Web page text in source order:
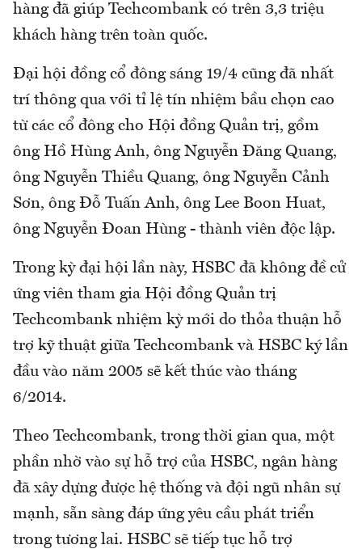
hàng đã giúp Techcombank có trên 3,3 triệu
khách hàng trên toàn quốc.
Đại hội đồng cổ đông sáng 19/4 cũng đã nhất
trí thông qua với tỉ lệ tín nhiệm bầu chọn cao
từ các cổ đông cho Hội đồng Quản trị, gồm
ông Hồ Hùng Anh, ông Nguyễn Đăng Quang,
ông Nguyễn Thiều Quang, ông Nguyễn Cảnh
Sơn, ông Đỗ Tuấn Anh, ông Lee Boon Huat,
ông Nguyễn Đoan Hùng - thành viên độc lập.
Trong kỳ đại hội lần này, HSBC đã không đề cử
ứng viên tham gia Hội đồng Quản trị
Techcombank nhiệm kỳ mới do thỏa thuận hỗ
trợ kỹ thuật giữa Techcombank và HSBC ký lần
đầu vào năm 2005 sẽ kết thúc vào tháng
6/2014.
Theo Techcombank, trong thời gian qua, một
phần nhờ vào sự hỗ trợ của HSBC, ngân hàng
đã xây dựng được hệ thống và đội ngũ nhân sự
mạnh, sẵn sàng đáp ứng yêu cầu phát triển
trong tương lai. HSBC sẽ tiếp tục hỗ trợ